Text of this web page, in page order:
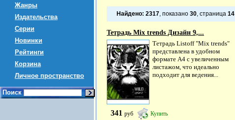
Жанры
Издательства
Серии
Новинки
Рейтинги
Корзина
Личное пространство
Поиск
Найдено: 2317, показано 30, страница 14
Тетрадь Mix trends Дизайн 9,...
Тетрадь Listoff "Mix trends"
представлена в удобном
формате А4 с увеличенным
листажом, что идеально
подходит для ведения...
341 руб Купить